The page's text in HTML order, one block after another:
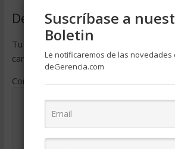
Deja una respuesta
Tu dirección de correo electrónico no
campos obligatorios están marcados
Comentario
Suscríbase a
Boletin
Le notificaremos de las novedades
deGerencia.com